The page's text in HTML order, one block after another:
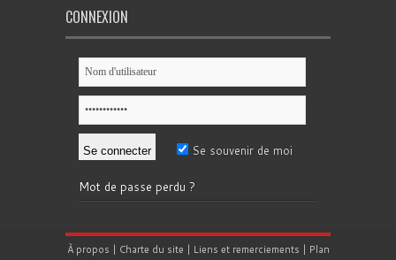
CONNEXION
Se souvenir de moi
Mot de passe perdu ?
À propos | Charte du site | Liens et remerciements | Plan